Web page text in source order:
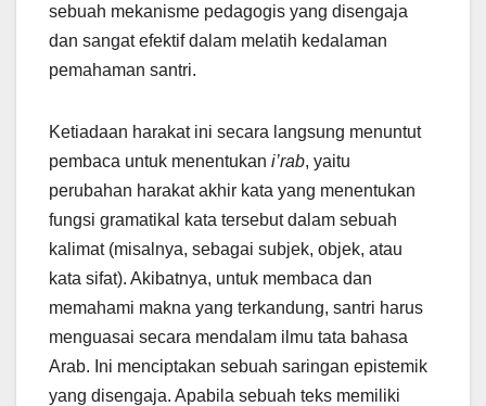
sebuah mekanisme pedagogis yang disengaja
dan sangat efektif dalam melatih kedalaman
pemahaman santri.
Ketiadaan harakat ini secara langsung menuntut
pembaca untuk menentukan i’rab, yaitu
perubahan harakat akhir kata yang menentukan
fungsi gramatikal kata tersebut dalam sebuah
kalimat (misalnya, sebagai subjek, objek, atau
kata sifat). Akibatnya, untuk membaca dan
memahami makna yang terkandung, santri harus
menguasai secara mendalam ilmu tata bahasa
Arab. Ini menciptakan sebuah saringan epistemik
yang disengaja. Apabila sebuah teks memiliki